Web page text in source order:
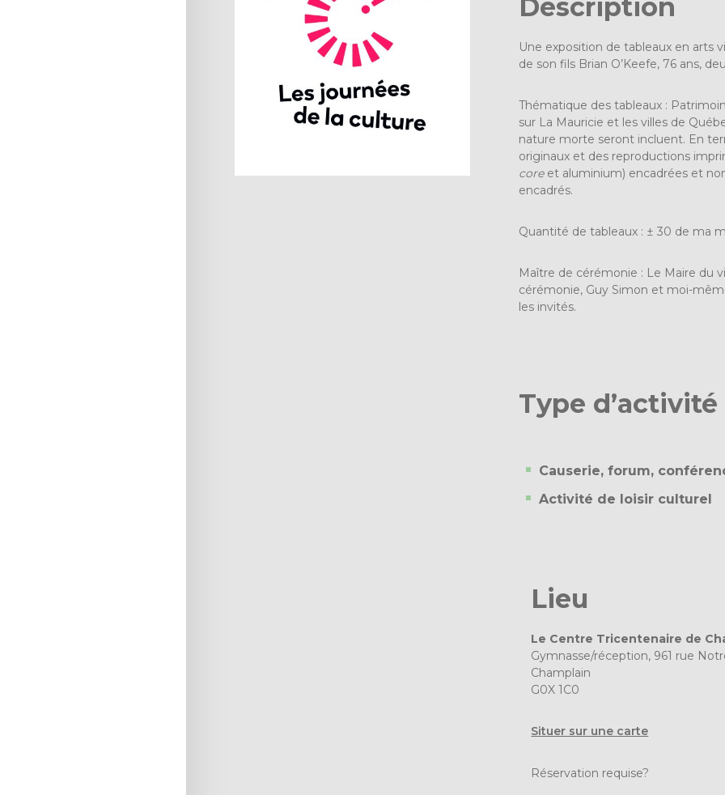
Description
Une exposition de tableaux en arts
de son fils Brian O’Keefe, 76 ans,
Thématique des tableaux :
sur La Mauricie et les villes de
nature morte seront incluent. En
originaux et des reproductions
coreet aluminium) encadrées et
encadrés.
Quantité de tableaux : ± 30 de ma
Maître de cérémonie : Le Maire du
cérémonie, Guy Simon et moi-
les invités.
Type d’activité
Causerie, forum,
Activité de loisir culturel
Lieu
Le Centre Tricentenaire de
Gymnasse/réception, 961 rue
Champlain
G0X 1C0
Situer sur une carte
Réservation requise?